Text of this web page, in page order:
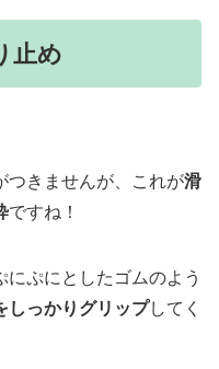
止め
つきませんが、これが滑
ですね！
ぷにとしたゴムのよう
しっかりグリップしてく